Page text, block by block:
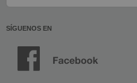
SÍGUENOS EN